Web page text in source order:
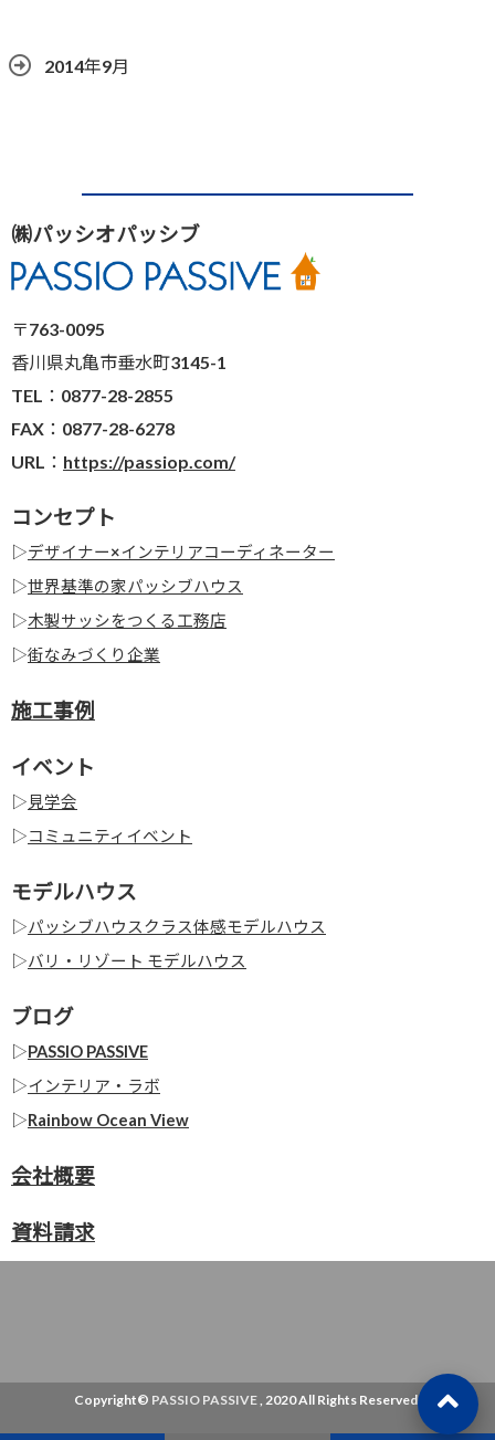
2014年9月
㈱パッシオパッシブ
〒763-0095
香川県丸亀市垂水町3145-1
TEL：0877-28-2855
FAX：0877-28-6278
URL： https://passiop.com/
コンセプト
▷デザイナー×インテリアコーディネーター
▷世界基準の家パッシブハウス
▷木製サッシをつくる工務店
▷街なみづくり企業
施工事例
イベント
▷ 見学会
▷コミュニティイベント
モデルハウス
▷パッシブハウスクラス体感モデルハウス
▷バリ・リゾート モデルハウス
ブログ
▷PASSIO PASSIVE
▷インテリア・ラボ
▷Rainbow Ocean View
会社概要
資料請求
Copyright© PASSIO PASSIVE , 2020 All Rights Reserved.